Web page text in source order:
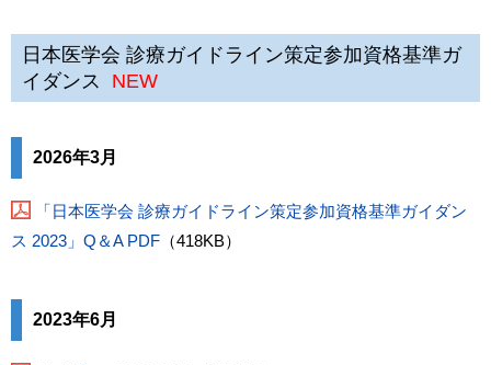
日本医学会 診療ガイドライン策定参加資格基準ガ
イダンス
NEW
2026年3月
「日本医学会 診療ガイドライン策定参加資格基準ガイダン
ス 2023」Q＆A PDF （418KB）
2023年6月